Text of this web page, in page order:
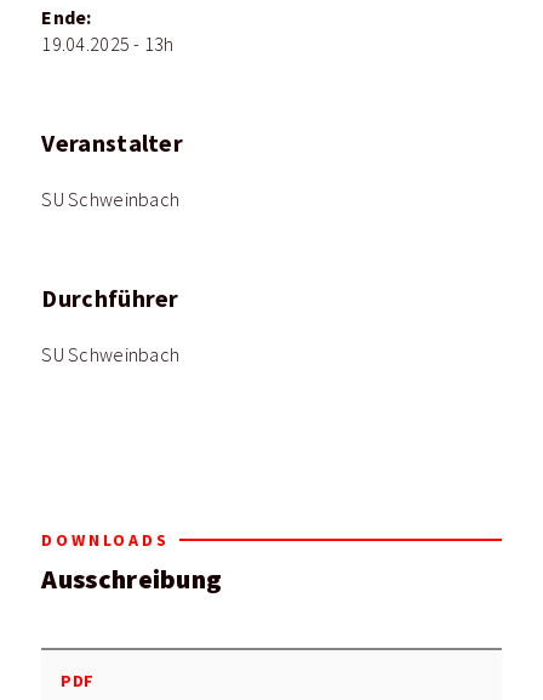
Ende:
19.04.2025 - 13h
Veranstalter
SU Schweinbach
Durchführer
SU Schweinbach
DOWNLOADS
Ausschreibung
PDF